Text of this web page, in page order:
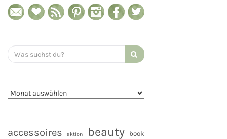
Search
for:
accessoires aktion beauty book